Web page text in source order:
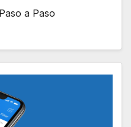
a Paso